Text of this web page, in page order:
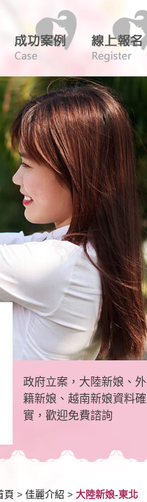
政府立案，大陸新娘、外
籍新娘、越南新娘資料確
實，歡迎免費諮詢
頁 > 佳麗介紹 > 大陸新娘-東北